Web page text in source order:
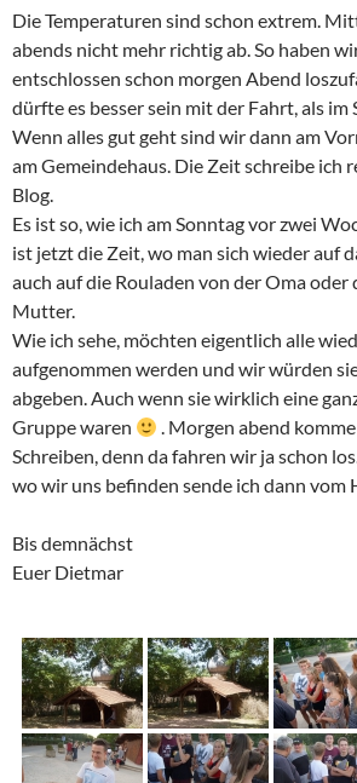
Die Temperaturen sind schon extrem.
abends nicht mehr richtig ab. So haben
entschlossen schon morgen Abend
dürfte es besser sein mit der Fahrt, als im
Wenn alles gut geht sind wir dann am
am Gemeindehaus. Die Zeit schreibe ich
Blog.
Es ist so, wie ich am Sonntag vor zwei
ist jetzt die Zeit, wo man sich wieder auf
auch auf die Rouladen von der Oma oder
Mutter.
Wie ich sehe, möchten eigentlich alle
aufgenommen werden und wir würden
abgeben. Auch wenn sie wirklich eine
Gruppe waren
. Morgen abend
Schreiben, denn da fahren wir ja schon
wo wir uns befinden sende ich dann vom
Bis demnächst
Euer Dietmar